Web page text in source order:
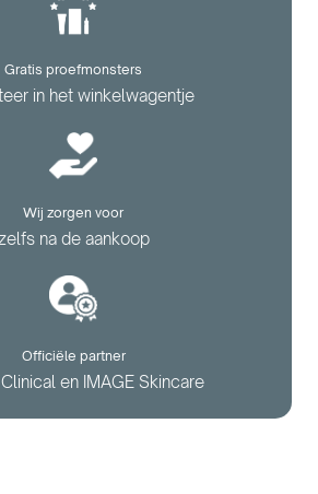
Gratis proefmonsters
in het winkelwagentje
Wij zorgen voor
na de aankoop
Officiële partner
en IMAGE Skincare